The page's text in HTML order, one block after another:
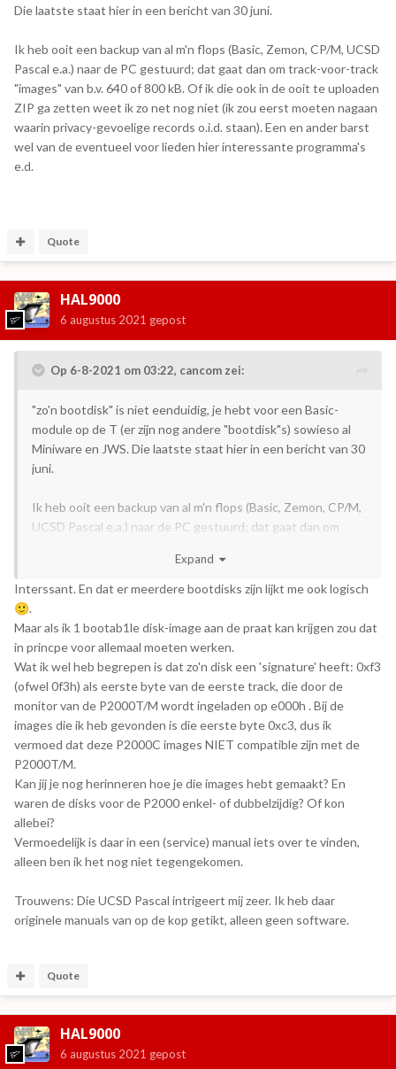
Die laatste staat hier in een bericht van 30 juni.
Ik heb ooit een backup van al m'n flops (Basic, Zemon, CP/M, UCSD
Pascal e.a.) naar de PC gestuurd; dat gaat dan om track-voor-track
"images" van b.v. 640 of 800 kB. Of ik die ook in de ooit te uploaden
ZIP ga zetten weet ik zo net nog niet (ik zou eerst moeten nagaan
waarin privacy-gevoelige records o.i.d. staan). Een en ander barst
wel van de eventueel voor lieden hier interessante programma's
e.d.
Quote
HAL9000
6 augustus 2021 gepost
Op 6-8-2021 om 03:22, cancom zei:
"zo'n bootdisk" is niet eenduidig, je hebt voor een Basic-
module op de T (er zijn nog andere "bootdisk"s) sowieso al
Miniware en JWS. Die laatste staat hier in een bericht van 30
juni.
Ik heb ooit een backup van al m'n flops (Basic, Zemon, CP/M,
UCSD Pascal e.a.) naar de PC gestuurd; dat gaat dan om
in de ooit te uploaden ZIP ga zetten weet ik zo net nog niet
(ik zou eerst moeten nagaan waarin privacy-gevoelige
eventueel voor lieden hier interessante programma's e.d.
Expand
Interssant. En dat er meerdere bootdisks zijn lijkt me ook logisch
🙂.
Maar als ik 1 bootab1le disk-image aan de praat kan krijgen zou dat
in princpe voor allemaal moeten werken.
Wat ik wel heb begrepen is dat zo'n disk een 'signature' heeft: 0xf3
(ofwel 0f3h) als eerste byte van de eerste track, die door de
monitor van de P2000T/M wordt ingeladen op e000h . Bij de
images die ik heb gevonden is die eerste byte 0xc3, dus ik
vermoed dat deze P2000C images NIET compatible zijn met de
P2000T/M.
Kan jij je nog herinneren hoe je die images hebt gemaakt? En
waren de disks voor de P2000 enkel- of dubbelzijdig? Of kon
allebei?
Vermoedelijk is daar in een (service) manual iets over te vinden,
alleen ben ik het nog niet tegengekomen.
Trouwens: Die UCSD Pascal intrigeert mij zeer. Ik heb daar
originele manuals van op de kop getikt, alleen geen software.
Quote
HAL9000
6 augustus 2021 gepost